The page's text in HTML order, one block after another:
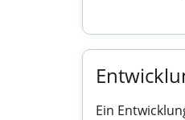
Ein